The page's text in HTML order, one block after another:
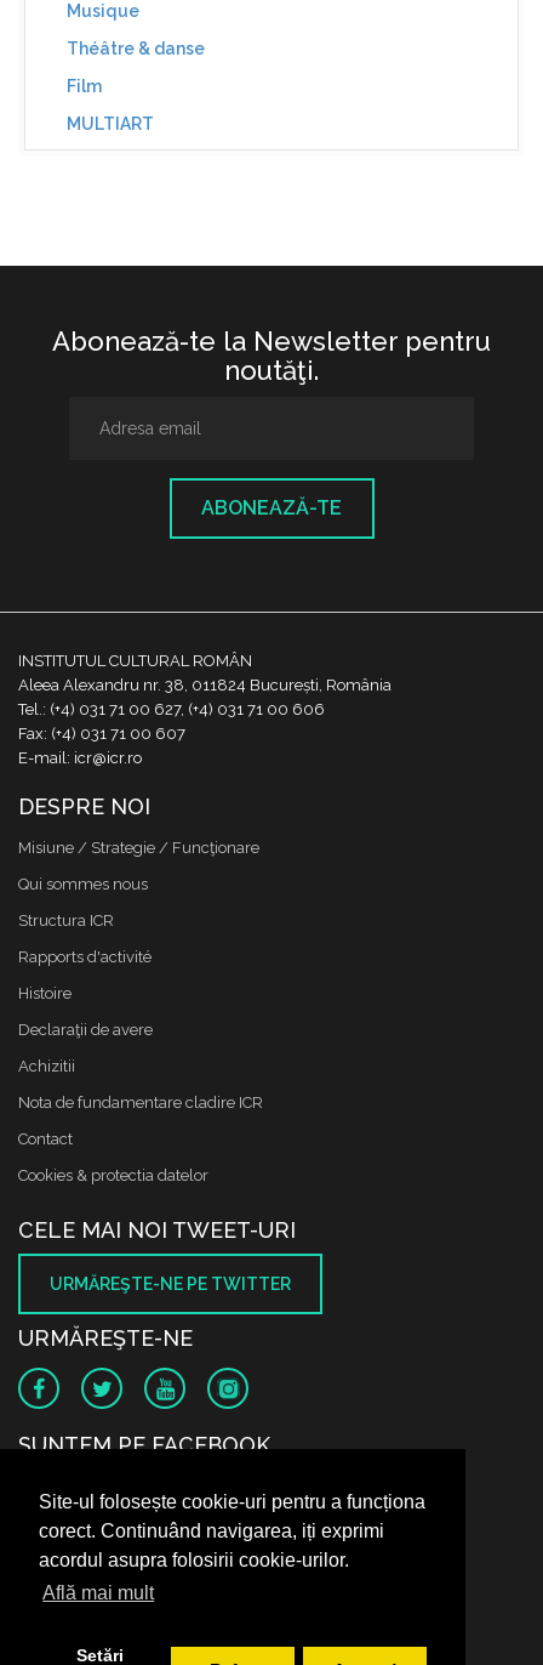
Site-ul folosește cookie-uri pentru a funcționa
corect. Continuând navigarea, iți exprimi
acordul asupra folosirii cookie-urilor.
Află mai mult
Setări
Musique
Théâtre & danse
Film
MULTIART
Abonează-te la Newsletter pentru
noutăţi.
ABONEAZĂ-TE
INSTITUTUL CULTURAL ROMÂN
Aleea Alexandru nr. 38, 011824 București, România
Tel.: (+4) 031 71 00 627, (+4) 031 71 00 606
Fax: (+4) 031 71 00 607
E-mail: icr@icr.ro
DESPRE NOI
Misiune / Strategie / Funcţionare
Qui sommes nous
Structura ICR
Rapports d'activité
Histoire
Declaraţii de avere
Achizitii
Nota de fundamentare cladire ICR
Contact
Cookies & protectia datelor
CELE MAI NOI TWEET-URI
URMĂREŞTE-NE PE TWITTER
URMĂREŞTE-NE
SUNTEM PE FACEBOOK